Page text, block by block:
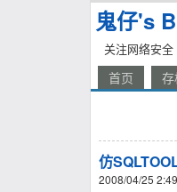
鬼仔's
关注网络安全
首页 存
仿
2008/04/25 2:49